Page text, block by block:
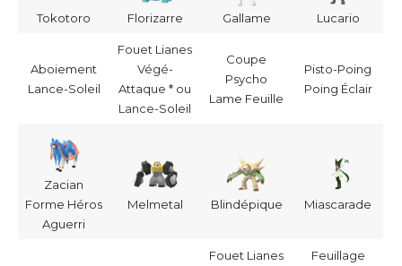
Tokotoro Florizarre Gallame Lucario
Aboiement
Lance-Soleil
Fouet Lianes
Végé-
Attaque * ou
Lance-Soleil
Coupe
Psycho
Lame Feuille
Pisto-Poing
Poing Éclair
Zacian
Forme Héros
Aguerri
Melmetal Blindépique Miascarade
Fouet Lianes
Feuillage